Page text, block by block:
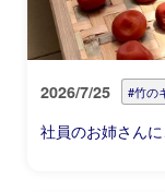
2026/7/25 #竹の
社員のお姉さん